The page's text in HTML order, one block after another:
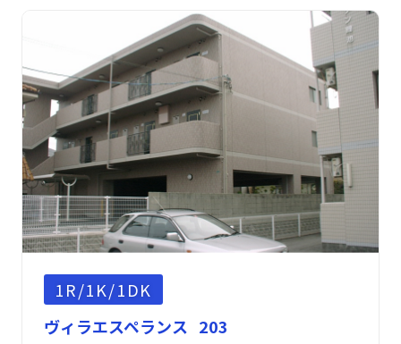
1R/1K/1DK
ヴィラエスペランス 203